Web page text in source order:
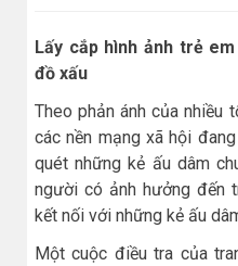
Lấy cắp hình ảnh trẻ
đồ xấu
Theo phản ánh của nhiều
các nền mạng xã hội
quét những kẻ ấu dâm
người có ảnh hưởng đến
kết nối với những kẻ ấu
Một cuộc điều tra của